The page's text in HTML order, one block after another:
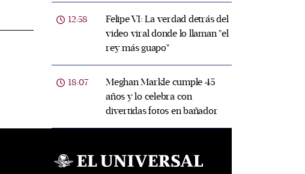
12:58
Felipe VI: La verdad detrás del
video viral donde lo llaman "el
rey más guapo"
18:07
Meghan Markle cumple 45
años y lo celebra con
divertidas fotos en bañador